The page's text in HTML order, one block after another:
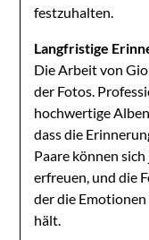
festzuhalten.
Langfristige
Die Arbeit von
der Fotos.
hochwertige
dass die
Paare können
erfreuen, und die
der die Emotionen
hält.